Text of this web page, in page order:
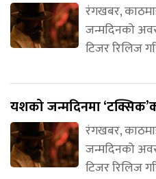
रंगखबर,
जन्मदिनको
टिजर रिलिज
यशको जन्मदिनमा
रंगखबर,
जन्मदिनको
टिजर रिलिज